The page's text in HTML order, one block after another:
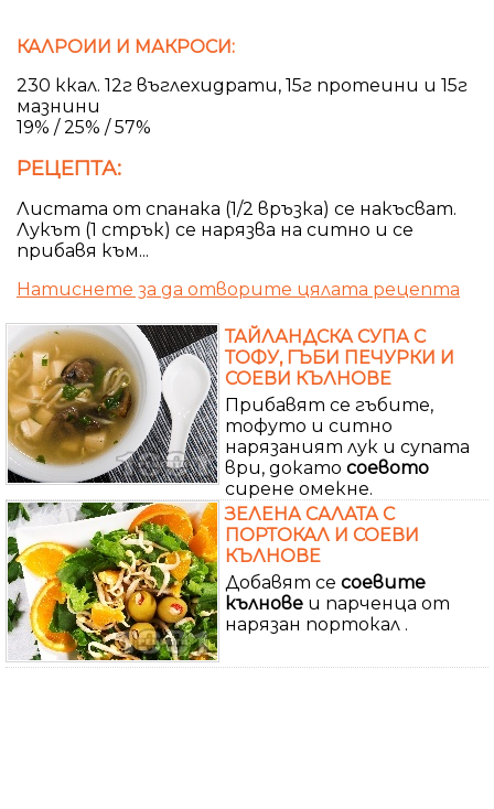
КАЛРОИИ И МАКРОСИ:
230 ккал. 12г въглехидрати, 15г протеини и 15г
мазнини
19% / 25% / 57%
РЕЦЕПТА:
Листата от спанака (1/2 връзка) се накъсват.
Лукът (1 стрък) се нарязва на ситно и се
прибавя към...
Натиснете за да отворите цялата рецепта
ТАЙЛАНДСКА СУПА С
ТОФУ, ГЪБИ ПЕЧУРКИ И
СОЕВИ КЪЛНОВЕ
Прибавят се гъбите,
тофуто и ситно
нарязаният лук и супата
ври, докато соевото
сирене омекне.
ЗЕЛЕНА САЛАТА С
ПОРТОКАЛ И СОЕВИ
КЪЛНОВЕ
Добавят се соевите
кълнове и парченца от
нарязан портокал .